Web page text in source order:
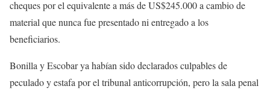
cheques por el equivalente a más de US$245.000 a cambio de
material que nunca fue presentado ni entregado a los
beneficiarios.
Bonilla y Escobar ya habían sido declarados culpables de
peculado y estafa por el tribunal anticorrupción, pero la sala penal